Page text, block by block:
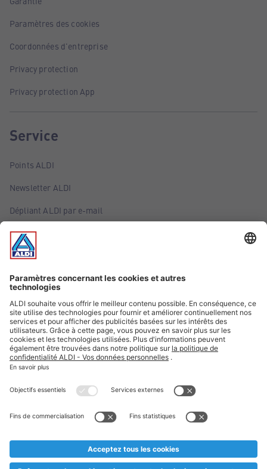
Paramètres des cookies
Coordonnées d'entreprise
Privacy protection
Privacy protection App
Service
Points ALDI
Newsletter ALDI
Dépliant ALDI par e-mail
Offres
Infos essentielles
Suivez ALDI Belgique
Textes marqués d'un astérisque et mentions légales
* Nous vendons ces articles temporairement et jusqu'à
au cas où, malgré le planning bien étudié, nous serions
prématurément en rupture de stock. Prix Recupel et TVA incl.
** Sur ce site, l’utilisation de la forme masculine a été adoptée